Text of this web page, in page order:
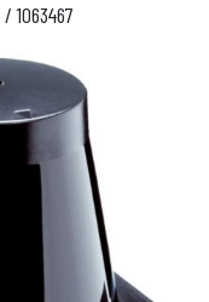
/ 1063467